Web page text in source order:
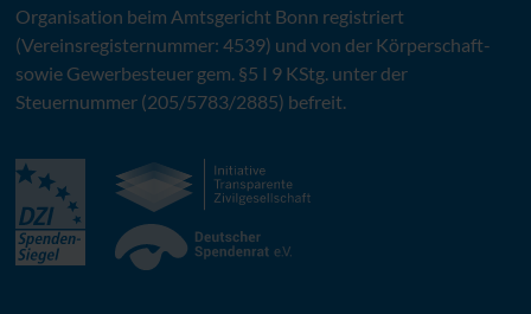
Organisation beim Amtsgericht Bonn registriert
(Vereinsregisternummer: 4539) und von der Körperschaft-
sowie Gewerbesteuer gem. §5 I 9 KStg. unter der
Steuernummer (205/5783/2885) befreit.